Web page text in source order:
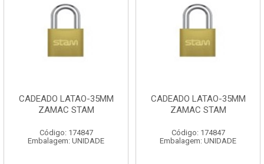
CADEADO LATAO-35MM
ZAMAC STAM
Código: 174847
Embalagem: UNIDADE
CADEADO LATAO-35MM
ZAMAC STAM
Código: 174847
Embalagem: UNIDADE